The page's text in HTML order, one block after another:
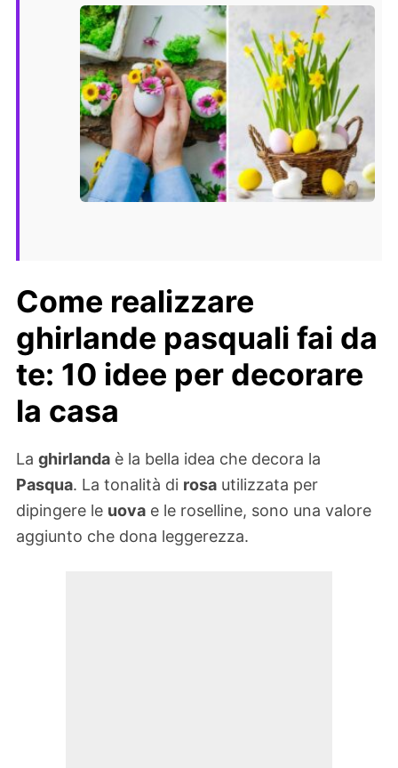
Come realizzare
ghirlande pasquali fai da
te: 10 idee per decorare
la casa
La ghirlanda è la bella idea che decora la
Pasqua. La tonalità di rosa utilizzata per
dipingere le uova e le roselline, sono una valore
aggiunto che dona leggerezza.